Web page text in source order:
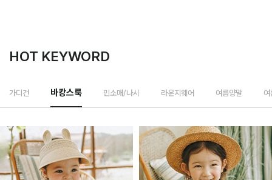
HOT KEYWORD
가디건 바캉스룩 민소매/나시 라운지웨어 여름양말